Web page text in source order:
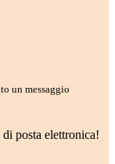
un messaggio
posta elettronica!